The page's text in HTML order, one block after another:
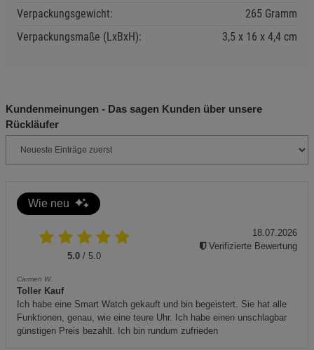
Entsorgung gemäß lokalen Vorschriften durchführen.
Produkt am Ende der Lebensdauer
Verpackungsgewicht:
265 Gramm
Verpackungsmaße (LxBxH):
3,5 16 4,4 cm
Kundenmeinungen - Das sagen Kunden über unsere
Rückläufer
Wie neu
5.0 / 5.0
Carmen W.
Toller Kauf
Ich habe eine Smart Watch gekauft und bin begeistert. Sie hat alle
Funktionen, genau, wie eine teure Uhr. Ich habe einen unschlagbar
günstigen Preis bezahlt. Ich bin rundum zufrieden
18.07.2026
Verifizierte Bewertung
Statistik Cookies (2) Statistik Cookies
Beschreibung Marketing Cookies
Cookie-Informationenanzeigen